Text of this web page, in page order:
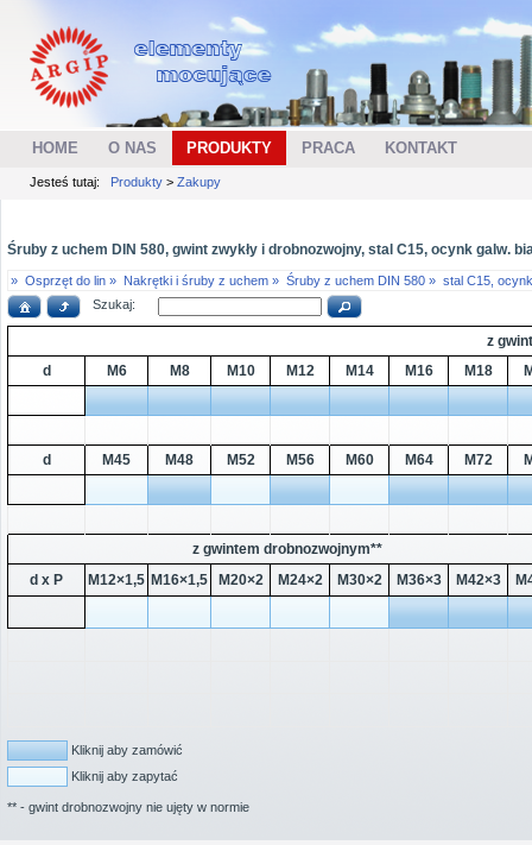
HOME O NAS PRODUKTY PRACA KONTAKT
Jesteś tutaj: Produkty > Zakupy
Śruby z uchem DIN 580, gwint zwykły i drobnozwojny, stal C15, ocynk galw.
» Osprzęt do lin » Nakrętki i śruby z uchem » Śruby z uchem DIN 580 » stal C15,
Szukaj:
z
d
M6 M8 M10 M12 M14 M16 M18
d M45 M48 M52 M56 M60 M64 M72
z gwintem drobnozwojnym**
d x P
M12×1,5 M16×1,5 M20×2 M24×2 M30×2 M36×3 M42×3
Kliknij aby zamówić
Kliknij aby zapytać
** - gwint drobnozwojny nie ujęty w normie